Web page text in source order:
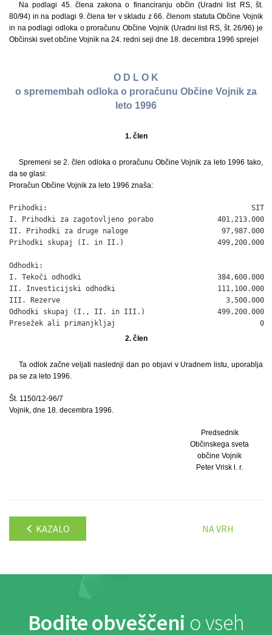
Na podlagi 45. člena zakona o financiranju občin (Uradni list RS, št.
80/94) in na podlagi 9. člena ter v skladu z 66. členom statuta Občine Vojnik
in na podlagi odloka o proračunu Občine Vojnik (Uradni list RS, št. 26/96) je
Občinski svet občine Vojnik na 24. redni seji dne 18. decembra 1996 sprejel
O D L O K
o spremembah odloka o proračunu Občine Vojnik za
leto 1996
1. člen
Spremeni se 2. člen odloka o proračunu Občine Vojnik za leto 1996 tako,
da se glasi:
Proračun Občine Vojnik za leto 1996 znaša:
Prihodki:                                                SIT
I. Prihodki za zagotovljeno porabo               401,213.000
II. Prihodki za druge naloge                      97,987.000
Prihodki skupaj (I. in II.)                      499,200.000
Odhodki:
I. Tekoči odhodki                                384,600.000
II. Investicijski odhodki                        111,100.000
III. Rezerve                                       3,500.000
Odhodki skupaj (I., II. in III.)                 499,200.000
Presežek ali primanjkljaj                                  0
2. člen
Ta odlok začne veljati naslednji dan po objavi v Uradnem listu, uporablja
pa se za leto 1996.
Št. 1150/12-96/7
Vojnik, dne 18. decembra 1996.
Predsednik
Občinskega sveta
občine Vojnik
Peter Vrisk l. r.
KAZALO NA VRH
Bodite obveščeni o vseh